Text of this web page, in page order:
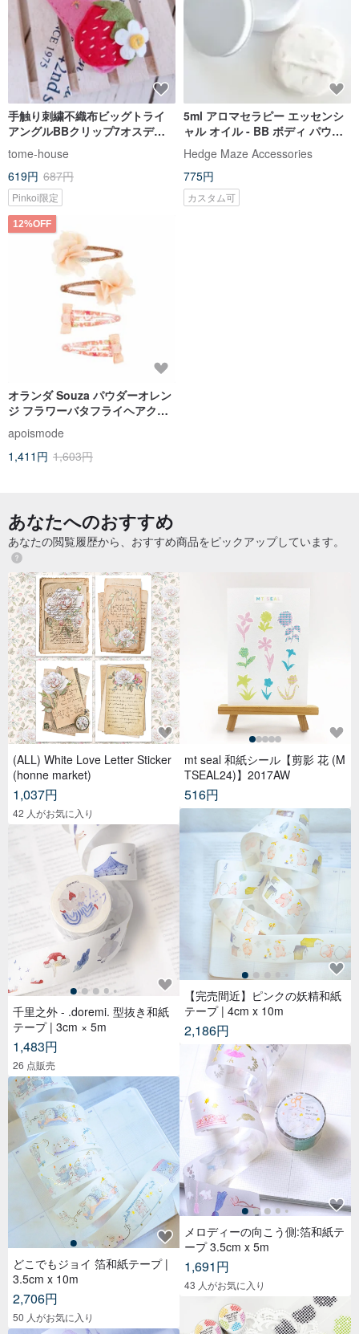
手触り刺繍不織布ビッグトライ
アングルBBクリップ7オスディ
ストリビューションヘアクリッ
プ各種温かみのあるピンクパウ
ダーシリーズ
tome-house
619円 687円
Pinkoi限定
5ml アロマセラピー エッセンシ
ャル オイル - BB ボディ パウダ
ー
Hedge Maze Accessories
775円
カスタム可
12%OFF
オランダ Souza パウダーオレン
ジ フラワーバタフライヘアクリ
ップ 4個セット
apoismode
1,411円 1,603円
あなたへのおすすめ
あなたの閲覧履歴から、おすすめ商品をピックアップしています。
(ALL) White Love Letter Sticker
(honne market)
1,037円
42 人がお気に入り
千里之外 - .doremi. 型抜き和紙
テープ | 3cm × 5m
1,483円
26 点販売
どこでもジョイ 箔和紙テープ |
3.5cm x 10m
2,706円
50 人がお気に入り
mt seal 和紙シール【剪影 花 (M
TSEAL24)】2017AW
516円
【完売間近】ピンクの妖精和紙
テープ | 4cm x 10m
2,186円
メロディーの向こう側:箔和紙テ
ープ 3.5cm x 5m
1,691円
43 人がお気に入り